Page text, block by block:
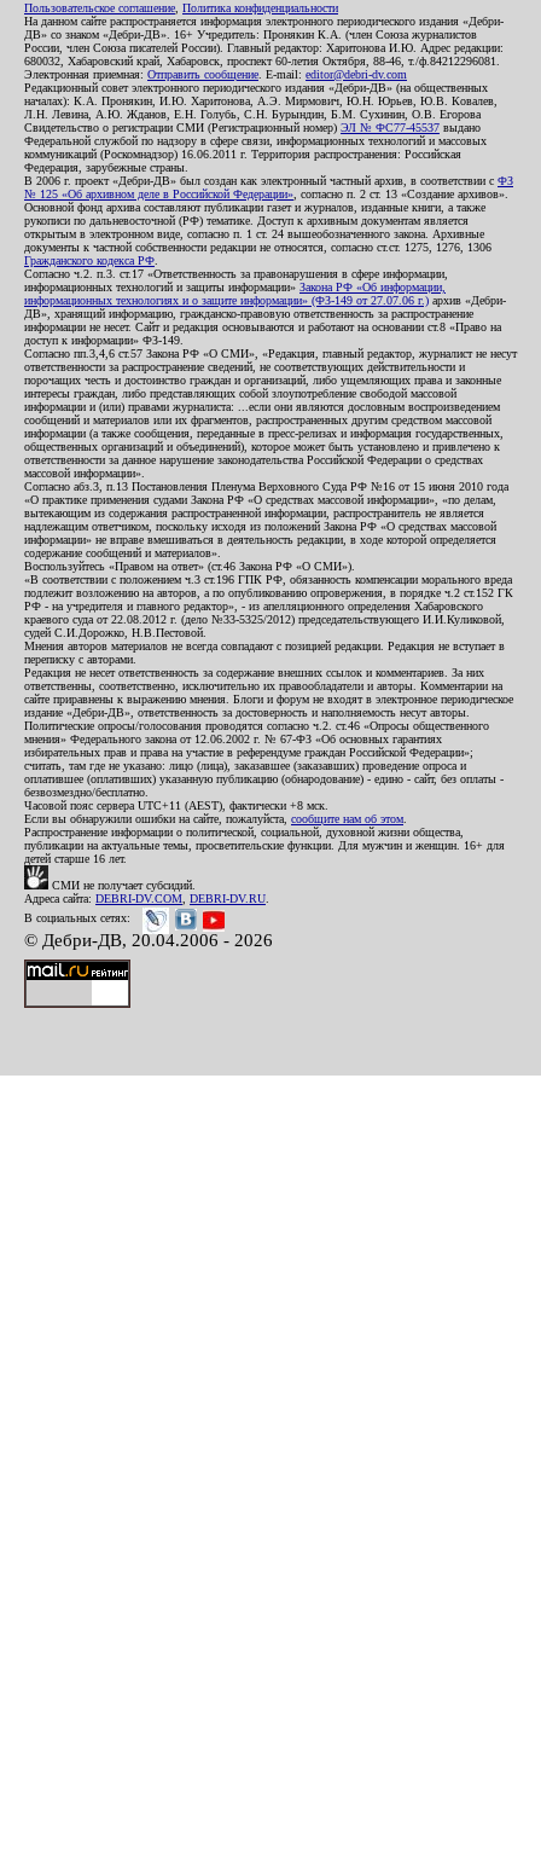
Пользовательское соглашение Политика конфиденциальности
На данном сайте распространяется информация электронного периодического издания «Дебри-
ДВ» со знаком «Дебри-ДВ». 16+ Учредитель: Пронякин К.А. (член Союза журналистов
России, член Союза писателей России). Главный редактор: Харитонова И.Ю. Адрес редакции:
680032, Хабаровский край, Хабаровск, проспект 60-летия Октября, 88-46, т./ф.84212296081.
Электронная приемная: Отправить сообщение . E-mail: editor@debri-dv.com
Редакционный совет электронного периодического издания «Дебри-ДВ» (на общественных
началах): К.А. Пронякин, И.Ю. Харитонова, А.Э. Мирмович, Ю.Н. Юрьев, Ю.В. Ковалев,
Л.Н. Левина, А.Ю. Жданов, Е.Н. Голубь, С.Н. Бурындин, Б.М. Сухинин, О.В. Егорова
Свидетельство о регистрации СМИ (Регистрационный номер) ЭЛ № ФС77-45537 выдано
Федеральной службой по надзору в сфере связи, информационных технологий и массовых
коммуникаций (Роскомнадзор) 16.06.2011 г. Территория распространения: Российская
Федерация, зарубежные страны.
В 2006 г. проект «Дебри-ДВ» был создан как электронный частный архив, в соответствии с ФЗ
№ 125 «Об архивном деле в Российской Федерации» , согласно п. 2 ст. 13 «Создание архивов».
Основной фонд архива составляют публикации газет и журналов, изданные книги, а также
рукописи по дальневосточной (РФ) тематике. Доступ к архивным документам является
открытым в электронном виде, согласно п. 1 ст. 24 вышеобозначенного закона. Архивные
документы к частной собственности редакции не относятся, согласно ст.ст. 1275, 1276, 1306
Гражданского кодекса РФ
Согласно ч.2. п.3. ст.17 «Ответственность за правонарушения в сфере информации,
информационных технологий и защиты информации» Закона РФ «Об информации,
информационных технологиях и о защите информации» (ФЗ-149 от 27.07.06 г.) архив «Дебри-
ДВ», хранящий информацию, гражданско-правовую ответственность за распространение
информации не несет. Сайт и редакция основываются и работают на основании ст.8 «Право на
доступ к информации» ФЗ-149.
Согласно пп.3,4,6 ст.57 Закона РФ «О СМИ», «Редакция, главный редактор, журналист не несут
ответственности за распространение сведений, не соответствующих действительности и
порочащих честь и достоинство граждан и организаций, либо ущемляющих права и законные
интересы граждан, либо представляющих собой злоупотребление свободой массовой
информации и (или) правами журналиста: ...если они являются дословным воспроизведением
сообщений и материалов или их фрагментов, распространенных другим средством массовой
информации (а также сообщения, переданные в пресс-релизах и информация государственных,
общественных организаций и объединений), которое может быть установлено и привлечено к
ответственности за данное нарушение законодательства Российской Федерации о средствах
массовой информации».
Согласно абз.3, п.13 Постановления Пленума Верховного Суда РФ №16 от 15 июня 2010 года
«О практике применения судами Закона РФ «О средствах массовой информации», «по делам,
вытекающим из содержания распространенной информации, распространитель не является
надлежащим ответчиком, поскольку исходя из положений Закона РФ «О средствах массовой
информации» не вправе вмешиваться в деятельность редакции, в ходе которой определяется
содержание сообщений и материалов».
Воспользуйтесь «Правом на ответ» (ст.46 Закона РФ «О СМИ»).
«В соответствии с положением ч.3 ст.196 ГПК РФ, обязанность компенсации морального вреда
подлежит возложению на авторов, а по опубликованию опровержения, в порядке ч.2 ст.152 ГК
РФ - на учредителя и главного редактор», - из апелляционного определения Хабаровского
краевого суда от 22.08.2012 г. (дело №33-5325/2012) председательствующего И.И.Куликовой,
судей С.И.Дорожко, Н.В.Пестовой.
Мнения авторов материалов не всегда совпадают с позицией редакции. Редакция не вступает в
переписку с авторами.
Редакция не несет ответственность за содержание внешних ссылок и комментариев. За них
ответственны, соответственно, исключительно их правообладатели и авторы. Комментарии на
сайте приравнены к выражению мнения. Блоги и форум не входят в электронное периодическое
издание «Дебри-ДВ», ответственность за достоверность и наполняемость несут авторы.
Политические опросы/голосования проводятся согласно ч.2. ст.46 «Опросы общественного
мнения» Федерального закона от 12.06.2002 г. № 67-ФЗ «Об основных гарантиях
избирательных прав и права на участие в референдуме граждан Российской Федерации»;
считать, там где не указано: лицо (лица), заказавшее (заказавших) проведение опроса и
оплатившее (оплативших) указанную публикацию (обнародование) - едино - сайт, без оплаты -
безвозмездно/бесплатно.
Часовой пояс сервера UTC+11 (AEST), фактически +8 мск.
Если вы обнаружили ошибки на сайте, пожалуйста, сообщите нам об этом
Распространение информации о политической, социальной, духовной жизни общества,
публикации на актуальные темы, просветительские функции. Для мужчин и женщин. 16+ для
детей старше 16 лет.
СМИ не получает субсидий.
Адреса сайта: DEBRI-DV.COM DEBRI-DV.RU
В социальных сетях:
© Дебри-ДВ, 20.04.2006 - 2026